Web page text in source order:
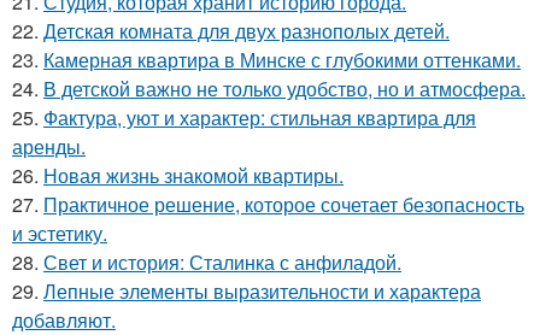
22. Детская комната для двух разнополых детей.
23. Камерная квартира в Минске с глубокими оттенками.
24. В детской важно не только удобство, но и атмосфера.
25. Фактура, уют и характер: стильная квартира для
аренды.
26. Новая жизнь знакомой квартиры.
27. Практичное решение, которое сочетает безопасность
и эстетику.
28. Свет и история: Сталинка с анфиладой.
29. Лепные элементы выразительности и характера
добавляют.